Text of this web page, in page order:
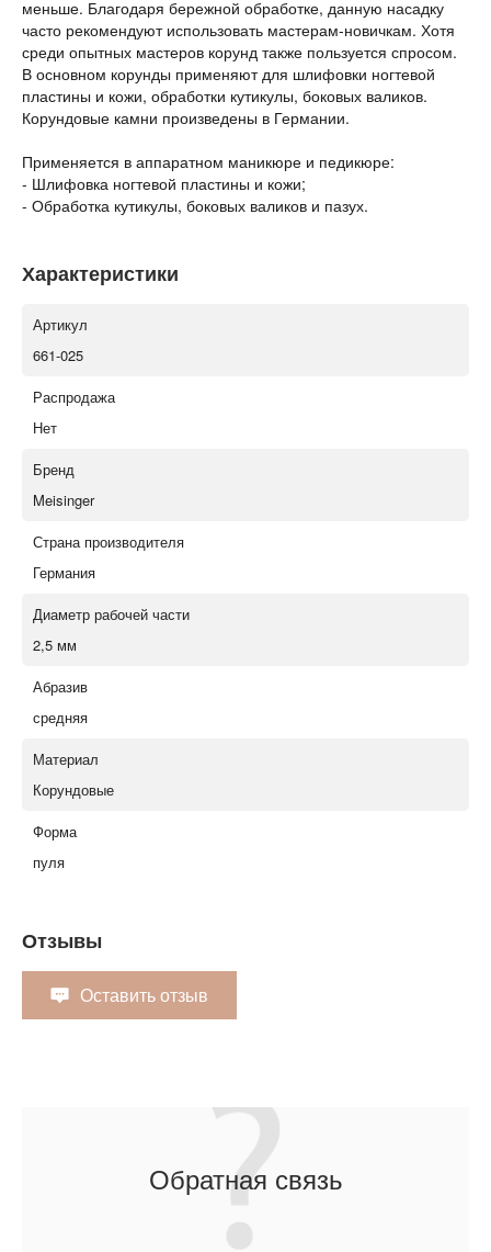
меньше. Благодаря бережной обработке, данную насадку
часто рекомендуют использовать мастерам-новичкам. Хотя
среди опытных мастеров корунд также пользуется спросом.
В основном корунды применяют для шлифовки ногтевой
пластины и кожи, обработки кутикулы, боковых валиков.
Корундовые камни произведены в Германии.
Применяется в аппаратном маникюре и педикюре:
- Шлифовка ногтевой пластины и кожи;
- Обработка кутикулы, боковых валиков и пазух.
Характеристики
Артикул
661-025
Распродажа
Нет
Бренд
Meisinger
Страна производителя
Германия
Диаметр рабочей части
2,5 мм
Абразив
средняя
Материал
Корундовые
Форма
пуля
Отзывы
Оставить отзыв
Обратная связь